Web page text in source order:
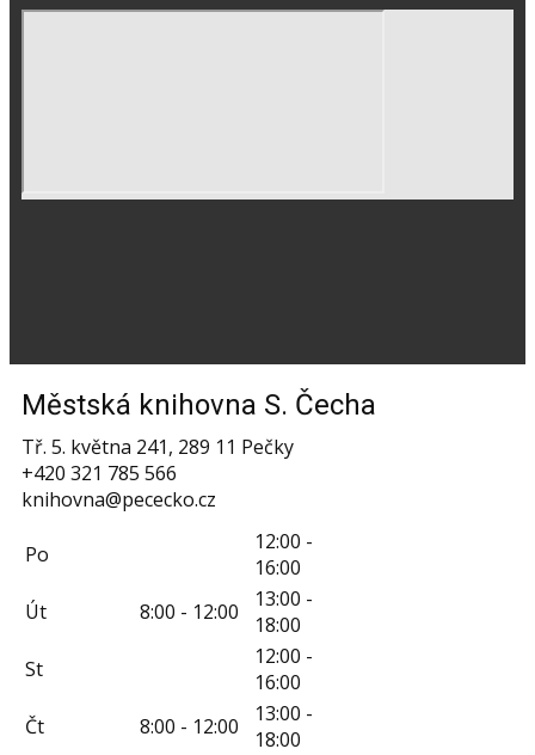
Městská knihovna S. Čecha
Tř. 5. května 241, 289 11 Pečky
+420 321 785 566
knihovna@pececko.cz
Po
12:00 -
16:00
Út
8:00 - 12:00
13:00 -
18:00
St
12:00 -
16:00
Čt
8:00 - 12:00
13:00 -
18:00